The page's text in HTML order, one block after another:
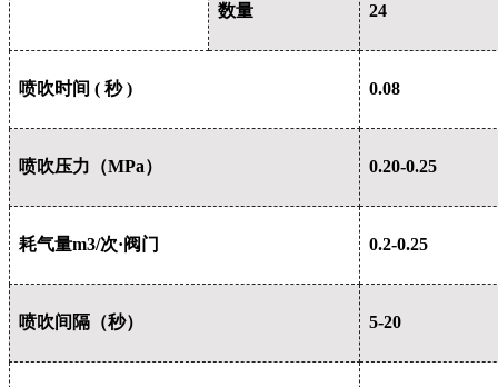
数量 24
喷吹时间 ( 秒 ) 0.08
喷吹压力（MPa） 0.20-0.25
耗气量m3/次·阀门 0.2-0.25
喷吹间隔（秒） 5-20